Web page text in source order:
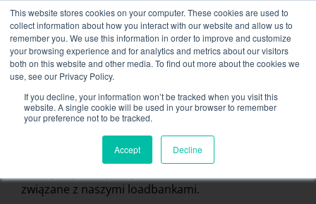
This website stores cookies on your computer. These cookies are used to
collect information about how you interact with our website and allow us to
remember you. We use this information in order to improve and customize
your browsing experience and for analytics and metrics about our visitors
both on this website and other media. To find out more about the cookies we
use, see our Privacy Policy.
If you decline, your information won’t be tracked when you visit this
website. A single cookie will be used in your browser to remember
your preference not to be tracked.
Accept Decline
content
NEW FLEET: Dostępne banki mocy 3,5 MW / MVA,
więcej informacji tutaj.
KONTAKT
Toggle
Usługi powiązane
Secteurs et solutions
Firma
Kable i akcesoria do skrzyń
ładunkowych
związane z naszymi loadbankami.